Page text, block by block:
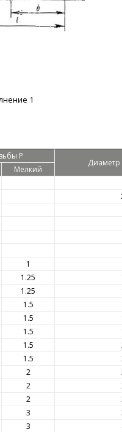
1
P
Диаметр
Мелкий
1
1.25
1.25
1.5
1.5
1.5
1.5
1.5
2
2
2
3
3